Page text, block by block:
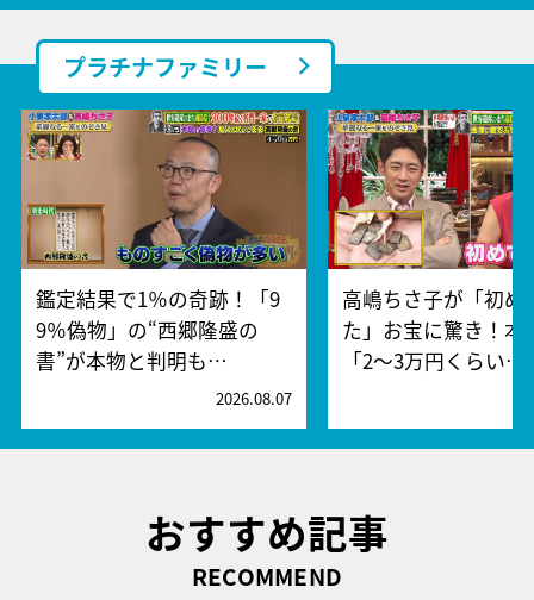
プラチナファミリー
鑑定結果で1％の奇跡！「9
9％偽物」の“西郷隆盛の
書”が本物と判明も…
2026.08.07
高嶋ちさ子が「初め
た」お宝に驚き！本
「2～3万円くらい…
おすすめ記事
RECOMMEND